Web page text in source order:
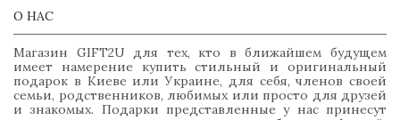
О НАС
Магазин GIFT2U для тех, кто в ближайшем будущем
имеет намерение купить стильный и оригинальный
подарок в Киеве или Украине, для себя, членов своей
семьи, родственников, любимых или просто для друзей
и знакомых. Подарки представленные у нас принесут